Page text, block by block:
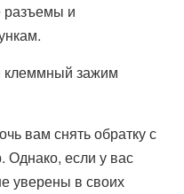
разъемы и
клеммный зажим
вам снять обратку с
Однако, если у вас
уверены в своих